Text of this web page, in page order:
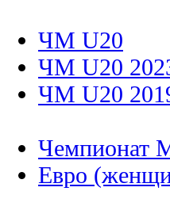
ЧМ U20
ЧМ U20
ЧМ U20
Чемпионат
Евро